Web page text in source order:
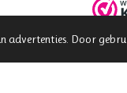
Door